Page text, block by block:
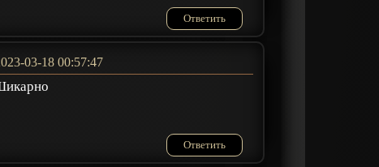
Ответить
03-18 00:57:47
Ответить